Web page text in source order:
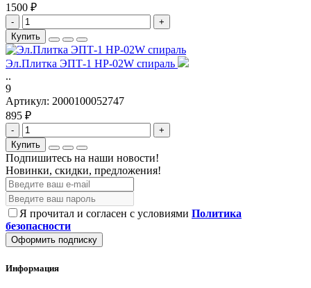
1500 ₽
-
+
Купить
Эл.Плитка ЭПТ-1 HP-02W спираль
..
9
Артикул: 2000100052747
895 ₽
-
+
Купить
Подпишитесь на наши новости!
Новинки, скидки, предложения!
Я прочитал и согласен с условиями Политика
безопасности
Оформить подписку
Информация